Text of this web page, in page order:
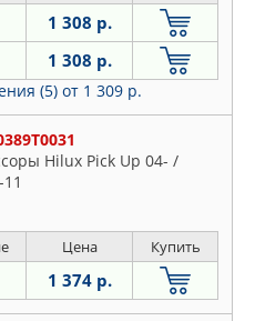
1 308 р.
1 308 р.
(5) от 1 309 р.
Hilux Pick Up 04- /
Цена Купить
1 374 р.